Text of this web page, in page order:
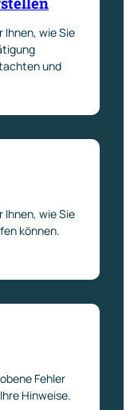
Ihnen, wie Sie
und
Ihnen, wie Sie
können.
Fehler
Hinweise.